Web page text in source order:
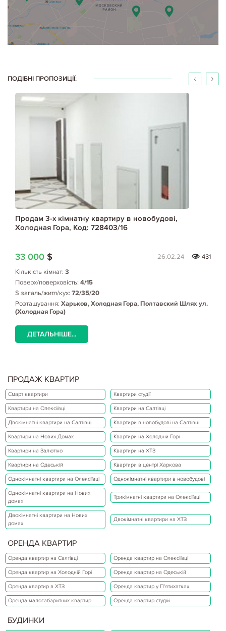
ПОДІБНІ ПРОПОЗИЦІЇ:
Продам 3-х кімнатну квартиру в новобудові,
Холодная Гора, Код: 728403/16
33 000 $ 26.02.24
431
Кількість кімнат: 3
Поверх/поверховість: 4/15
S загаль/житл/кух: 72/35/20
Розташування: Харьков, Холодная Гора, Полтавский Шлях ул.
(Холодная Гора)
ДЕТАЛЬНІШЕ...
ПРОДАЖ КВАРТИР
Смарт квартири Квартири студії
Квартири на Олексіївці Квартири на Салтівці
Двокімнатні квартири на Салтівці Квартири в новобудові на Салтівці
Квартири на Нових Домах Квартири на Холодній Горі
Квартири на Залютіно Квартири на ХТЗ
Квартири на Одеській Квартири в центрі Харкова
Однокімнатні квартири на Олексіївці Однокімнатні квартири в новобудові
Однокімнатні квартири на Нових
домах
Трикімнатні квартири на Олексіївці
Двокімнатні квартири на Нових
домах
Двокімнатні квартири на ХТЗ
ОРЕНДА КВАРТИР
Оренда квартир на Салтівці Оренда квартир на Олексіївці
Оренда квартир на Холодній Горі Оренда квартир на Одеській
Оренда квартир в ХТЗ Оренда квартир у П'ятихатках
Оренда малогабаритних квартир Оренда квартир студій
БУДИНКИ